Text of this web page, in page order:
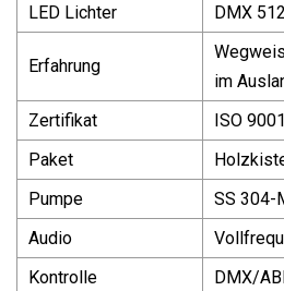
LED Lichter
DMX
Erfahrung
im
Zertifikat
ISO
Paket
Pumpe
SS 304-
Audio
Kontrolle
DMX/